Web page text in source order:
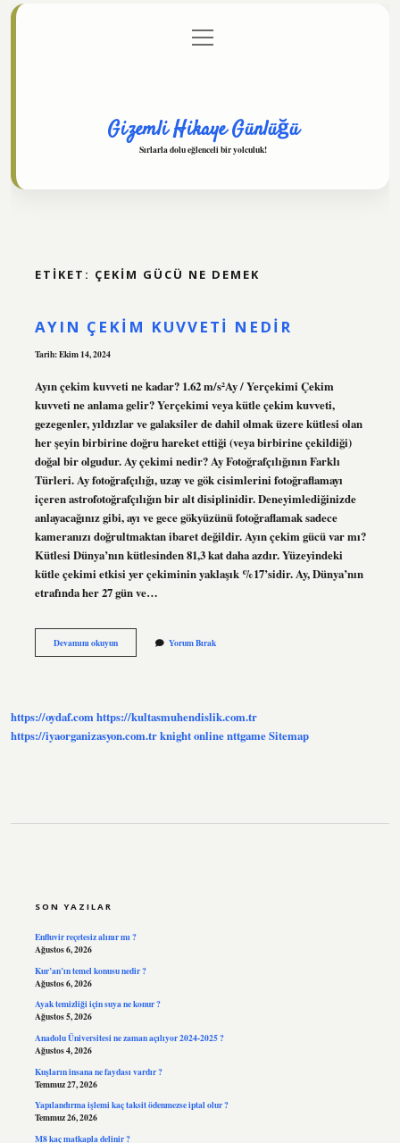
Gizlilik Politikası
menüyü
aç
Gizemli Hikaye Günlüğü
Sırlarla dolu eğlenceli bir yolculuk!
ETIKET: ÇEKIM GÜCÜ NE DEMEK
AYIN ÇEKIM KUVVETI NEDIR
Tarih: Ekim 14, 2024
Ayın çekim kuvveti ne kadar? 1.62 m/s²Ay / Yerçekimi Çekim
kuvveti ne anlama gelir? Yerçekimi veya kütle çekim kuvveti,
gezegenler, yıldızlar ve galaksiler de dahil olmak üzere kütlesi olan
her şeyin birbirine doğru hareket ettiği (veya birbirine çekildiği)
doğal bir olgudur. Ay çekimi nedir? Ay Fotoğrafçılığının Farklı
Türleri. Ay fotoğrafçılığı, uzay ve gök cisimlerini fotoğraflamayı
içeren astrofotoğrafçılığın bir alt disiplinidir. Deneyimlediğinizde
anlayacağınız gibi, ayı ve gece gökyüzünü fotoğraflamak sadece
kameranızı doğrultmaktan ibaret değildir. Ayın çekim gücü var mı?
Kütlesi Dünya’nın kütlesinden 81,3 kat daha azdır. Yüzeyindeki
kütle çekimi etkisi yer çekiminin yaklaşık %17’sidir. Ay, Dünya’nın
etrafında her 27 gün ve…
Devamını okuyunAyın
Çekim
Yorum Bırak
https://oydaf.comhttps://kultasmuhendislik.com.tr
https://iyaorganizasyon.com.trknight onlinenttgameSitemap
SON YAZILAR
Enfluvir reçetesiz alınır mı ?
Ağustos 6, 2026
Kur’an’ın temel konusu nedir ?
Ağustos 6, 2026
Ayak temizliği için suya ne konur ?
Ağustos 5, 2026
Anadolu Üniversitesi ne zaman açılıyor 2024-2025 ?
Ağustos 4, 2026
Kuşların insana ne faydası vardır ?
Temmuz 27, 2026
Yapılandırma işlemi kaç taksit ödenmezse iptal olur ?
Temmuz 26, 2026
M8 kaç matkapla delinir ?